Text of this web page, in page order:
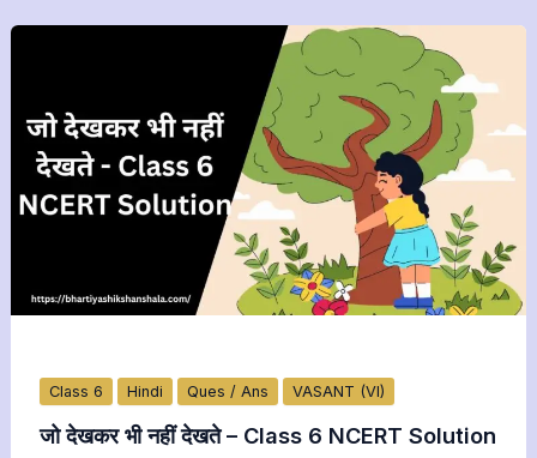
Class 6 Hindi Ques / Ans VASANT (VI)
जो देखकर भी नहीं देखते – Class 6 NCERT Solution